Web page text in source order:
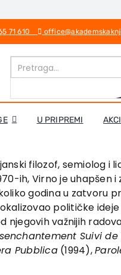
71 610
U PRIPREMI
filozof, semiolog
ih, Virno je uhapšen
godina u zatvoru
političke
njegovih važnijih
Suivi
Pubblica(1994),